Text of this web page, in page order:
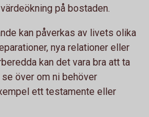
på bostaden.
kan påverkas av livets olika
nya relationer eller
kan det vara bra att ta
över om ni behöver
ett testamente eller